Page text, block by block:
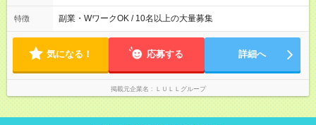
上アップした社員も。 エンジニアへの還元率は業界高水準の
87％。 スキルを磨いた分だけ、収入アップも目指せる環境で
す！ 【試用期間】試用期間あり 試用期間の長さ：6ヶ月 ※ 雇用
形態と給与に、本採用時と異なる部分があります。 雇用形態：
中途採用（契約社員） 給与：月給 230,000円以上 上記額にはみ
なし残業代を含みます。※超過分は全額支給いたします。 みな
別途支給いたします ※研修期間中（最大12ヶ月間）も、試用期
間は異なります 【シフト例】 ・10時00分～19時00分 ・9時00
分～18時00分 平均残業時間：月10時間以内
特徴 副業・WワークOK / 10名以上の大量募集
気になる！ 応募する 詳細へ
掲載元企業名 ＬＵＬＬグループ